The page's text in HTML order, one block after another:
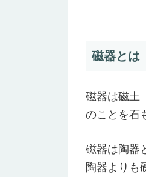
磁器とは
磁器は磁土
のことを石
磁器は陶器
陶器よりも